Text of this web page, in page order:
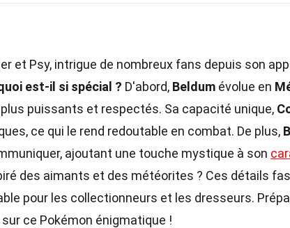
et Psy, intrigue de nombreux fans depuis son
est-il si spécial ? D'abord, Beldum évolue en
puissants et respectés. Sa capacité unique,
ce qui le rend redoutable en combat. De plus,
ajoutant une touche mystique à son
des aimants et des météorites ? Ces détails
pour les collectionneurs et les dresseurs.
ce Pokémon énigmatique !